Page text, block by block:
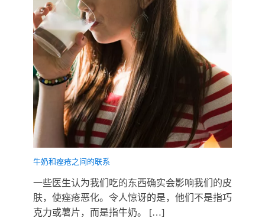
牛奶和痤疮之间的联系
一些医生认为我们吃的东西确实会影响我们的皮
肤，使痤疮恶化。令人惊讶的是，他们不是指巧
克力或薯片，而是指牛奶。 […]